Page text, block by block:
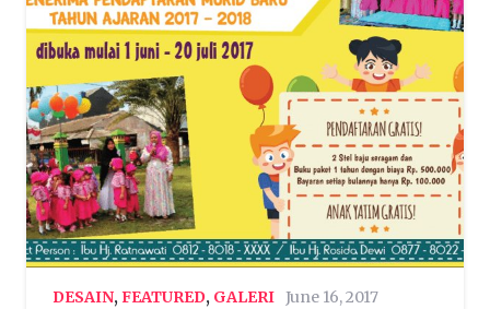
DESAIN,FEATURED, GALERI June 16, 2017